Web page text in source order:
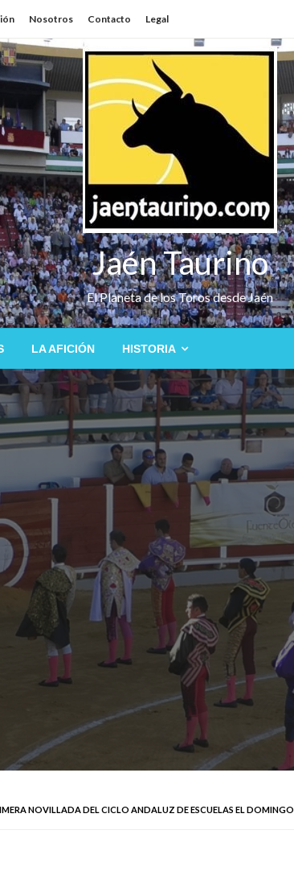
Nosotros Contacto Legal
Jaén Taurino
El Planeta de los Toros desde Jaén
LA AFICIÓN HISTORIA
NOVILLADA DEL CICLO ANDALUZ DE ESCUELAS EL DOMINGO